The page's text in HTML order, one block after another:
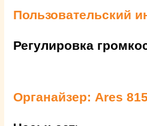
Пользовательский
Регулировка
Органайзер: Ares